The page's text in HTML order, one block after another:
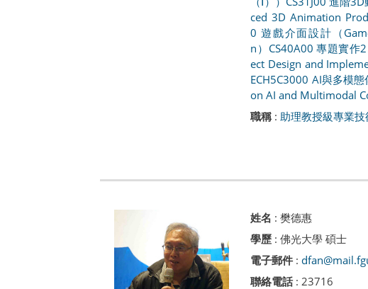
ced 3D Animation
0 遊戲介面設計（
n） CS40A00 專題實作
ect Design and
ECH5C3000 AI與多模
on AI and Multimodal
職稱 : 助理教授級專業技
姓名 :樊德惠
學歷 : 佛光大學 碩士
電子郵件 :
聯絡電話 : 23716